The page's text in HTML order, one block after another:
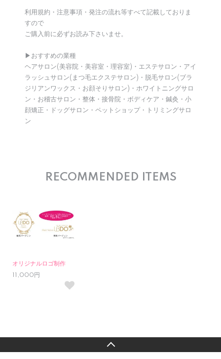
利用規約・注意事項・発注の流れ等すべて記載しておりま
すので
ご購入前に必ずお読み下さいませ。
▶︎おすすめの業種
ヘアサロン(美容院・美容室・理容室)・エステサロン・アイ
ラッシュサロン(まつ毛エクステサロン)・脱毛サロン(ブラ
ジリアンワックス・お顔そりサロン)・ホワイトニングサロ
ン・お稽古サロン・整体・接骨院・ボディケア・鍼灸・小
顔矯正・ドッグサロン・ペットショップ・トリミングサロ
ン
RECOMMENDED ITEMS
オリジナルロゴ制作
11,000円